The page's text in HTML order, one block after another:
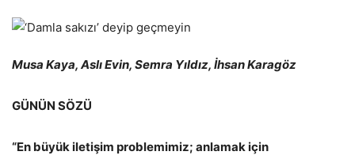
Musa Kaya, Aslı Evin, Semra Yıldız, İhsan Karagöz
GÜNÜN SÖZÜ
“En büyük iletişim problemimiz; anlamak için